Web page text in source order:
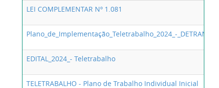
LEI COMPLEMENTAR Nº 1.081
Plano_de_Implementação_Teletrabalho_2024_-_DETRAN-ES
EDITAL_2024_- Teletrabalho
TELETRABALHO - Plano de Trabalho Individual Inicial